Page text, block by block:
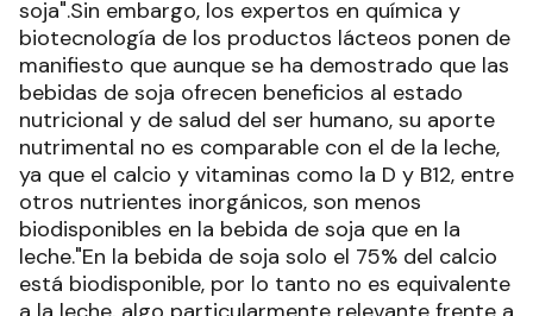
soja".Sin embargo, los expertos en química y
biotecnología de los productos lácteos ponen de
manifiesto que aunque se ha demostrado que las
bebidas de soja ofrecen beneficios al estado
nutricional y de salud del ser humano, su aporte
nutrimental no es comparable con el de la leche,
ya que el calcio y vitaminas como la D y B12, entre
otros nutrientes inorgánicos, son menos
biodisponibles en la bebida de soja que en la
leche."En la bebida de soja solo el 75% del calcio
está biodisponible, por lo tanto no es equivalente